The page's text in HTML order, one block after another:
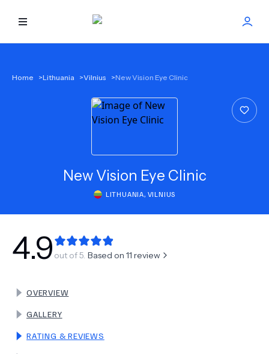
NEW
TERMS
Home >Lithuania >Vilnius >New Vision Eye Clinic
New Vision Eye Clinic
LITHUANIA, VILNIUS
4.9 out of 5. Based on 11 review
OVERVIEW
GALLERY
RATING & REVIEWS